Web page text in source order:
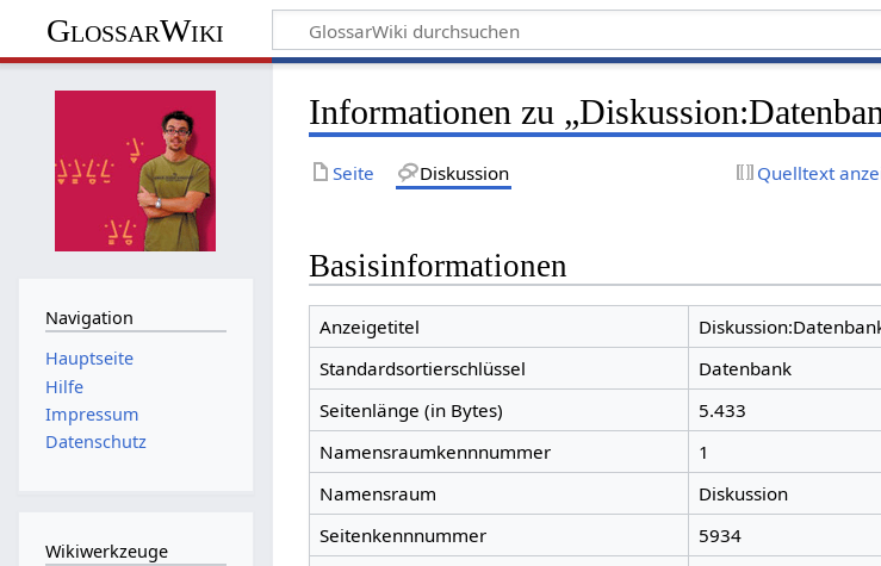
GlossarWiki
Informationen zu
Seite Diskussion Quelltext
Basisinformationen
Anzeigetitel
Standardsortierschlüssel
Datenbank
Seitenlänge (in Bytes)
5.433
Namensraumkennnummer
1
Namensraum
Diskussion
Seitenkennnummer
5934
Navigation
Hauptseite
Hilfe
Impressum
Datenschutz
Wikiwerkzeuge